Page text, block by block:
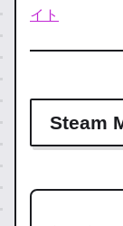
イト
Steam